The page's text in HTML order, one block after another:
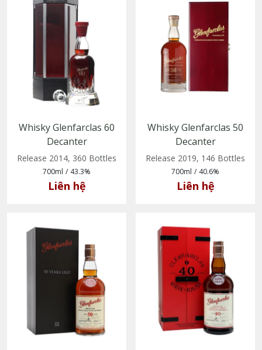
Whisky Glenfarclas 60
Decanter
Release 2014, 360 Bottles
700ml / 43.3%
Liên hệ
Whisky Glenfarclas 50
Decanter
Release 2019, 146 Bottles
700ml / 40.6%
Liên hệ